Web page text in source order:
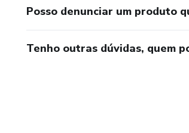
Posso denunciar um produto
Tenho outras dúvidas, quem